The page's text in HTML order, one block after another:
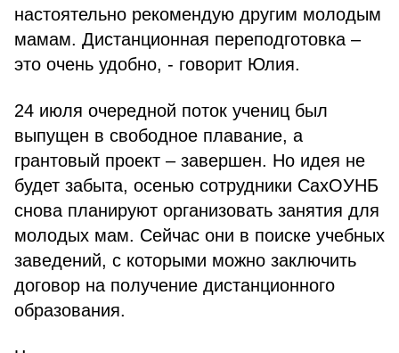
настоятельно рекомендую другим молодым
мамам. Дистанционная переподготовка –
это очень удобно, - говорит Юлия.
24 июля очередной поток учениц был
выпущен в свободное плавание, а
грантовый проект – завершен. Но идея не
будет забыта, осенью сотрудники СахОУНБ
снова планируют организовать занятия для
молодых мам. Сейчас они в поиске учебных
заведений, с которыми можно заключить
договор на получение дистанционного
образования.